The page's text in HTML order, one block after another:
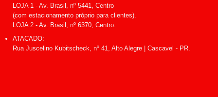
LOJA 1 - Av. Brasil, nº 5441, Centro
(com estacionamento próprio para clientes).
LOJA 2 - Av. Brasil, nº 6370, Centro.
ATACADO:
Rua Juscelino Kubitscheck, nº 41, Alto Alegre | Cascavel - PR.